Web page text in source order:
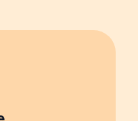
ikkunassa